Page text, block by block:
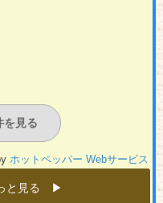
を見る
ホットペッパー Webサービス
と見る ▶︎